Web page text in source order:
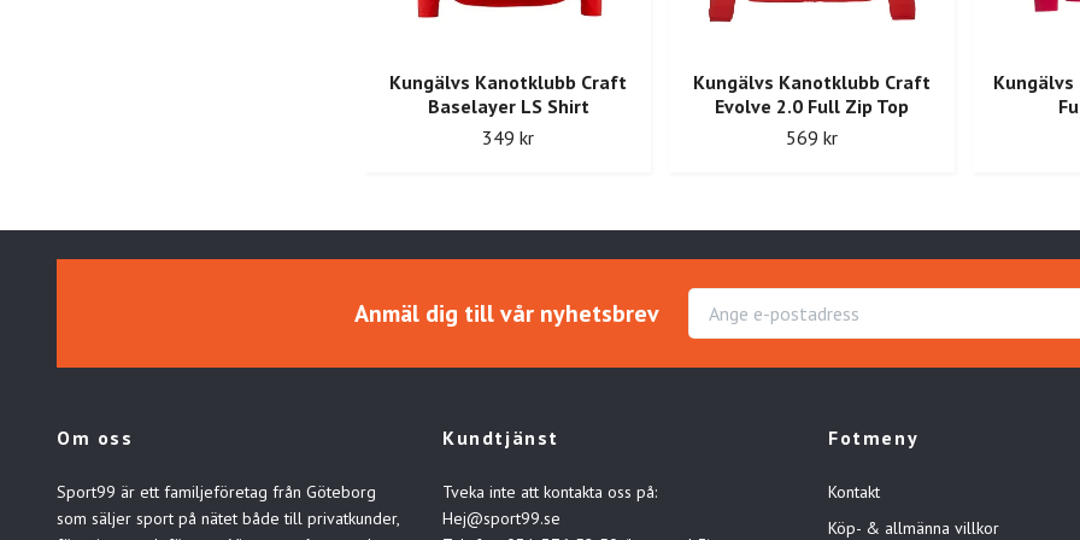
Kungälvs Kanotklubb Craft
Baselayer LS Shirt
349 kr
Kungälvs Kanotklubb Craft
Evolve 2.0 Full Zip Top
569 kr
Anmäl dig till vår nyhetsbrev
Om oss
Sport99 är ett familjeföretag från Göteborg
som säljer sport på nätet både till privatkunder,
Kundtjänst
Tveka inte att kontakta oss på:
Hej@sport99.se
Fotmeny
Kontakt
Köp- & allmänna villkor